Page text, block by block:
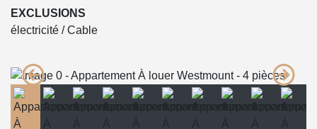
EXCLUSIONS
électricité / Cable